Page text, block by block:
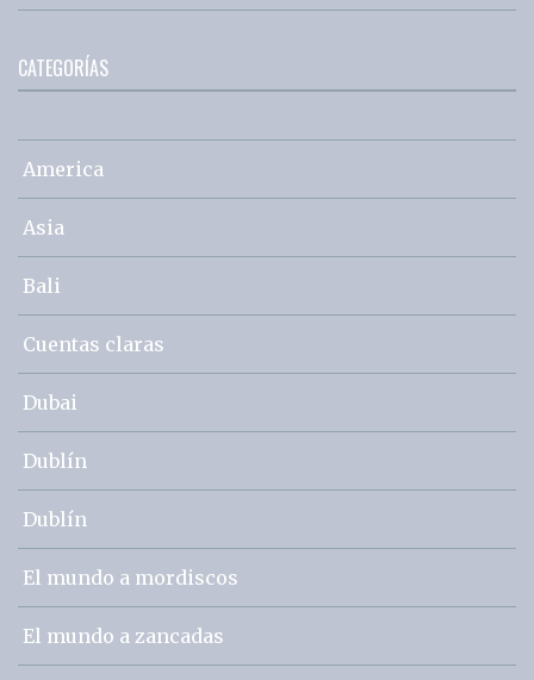
CATEGORÍAS
America
Asia
Bali
Cuentas claras
Dubai
Dublín
Dublín
El mundo a mordiscos
El mundo a zancadas